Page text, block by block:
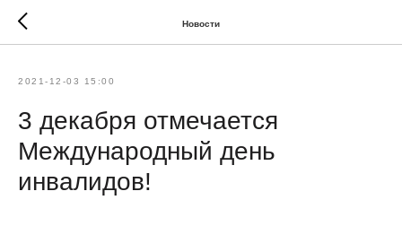
Новости
2021-12-03 15:00
3 декабря отмечается
Международный день
инвалидов!